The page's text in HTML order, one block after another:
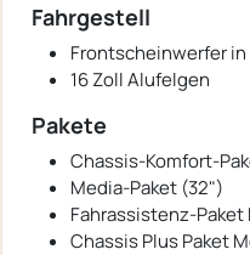
Fahrgestell
Frontscheinwerfer in
16 Zoll Alufelgen
Pakete
Chassis-Komfort-
Media-Paket (32")
Fahrassistenz-
Chassis Plus Paket